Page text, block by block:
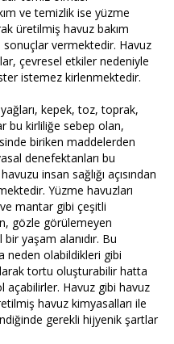
ve temizlik ise yüzme
üretilmiş havuz bakım
sonuçlar vermektedir. Havuz
çevresel etkiler nedeniyle
istemez kirlenmektedir.
kepek, toz, toprak,
bu kirliliğe sebep olan,
biriken maddelerden
denefektanları bu
insan sağlığı açısından
Yüzme havuzları
mantar gibi çeşitli
gözle görülemeyen
yaşam alanıdır. Bu
neden olabildikleri gibi
tortu oluşturabilir hatta
açabilirler. Havuz gibi havuz
havuz kimyasalları ile
gerekli hijyenik şartlar